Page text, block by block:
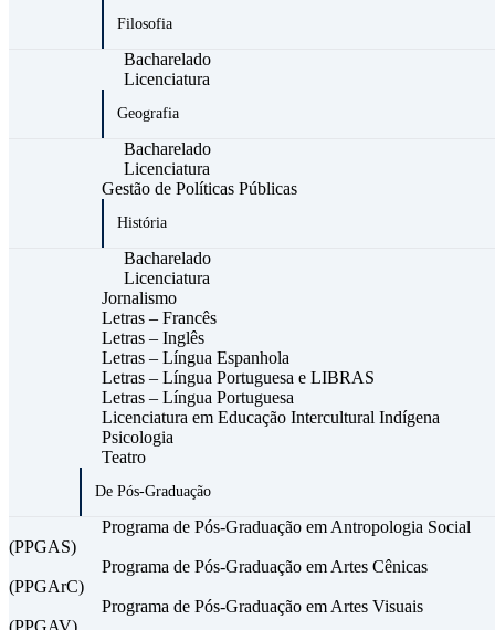
Filosofia
Bacharelado
Licenciatura
Geografia
Bacharelado
Licenciatura
Gestão de Políticas Públicas
História
Bacharelado
Licenciatura
Jornalismo
Letras – Francês
Letras – Inglês
Letras – Língua Espanhola
Letras – Língua Portuguesa e LIBRAS
Letras – Língua Portuguesa
Licenciatura em Educação Intercultural Indígena
Psicologia
Teatro
De Pós-Graduação
Programa de Pós-Graduação em Antropologia Social
(PPGAS)
Programa de Pós-Graduação em Artes Cênicas
(PPGArC)
Programa de Pós-Graduação em Artes Visuais
(PPGAV)